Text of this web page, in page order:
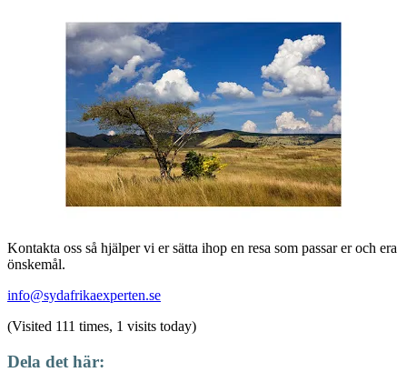
Kontakta oss så hjälper vi er sätta ihop en resa som passar er och era
önskemål.
info@sydafrikaexperten.se
(Visited 111 times, 1 visits today)
Dela det här: